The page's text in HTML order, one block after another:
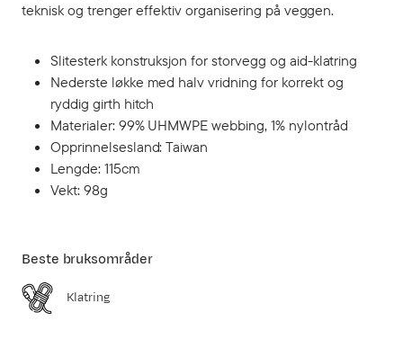
teknisk og trenger effektiv organisering på veggen.
Slitesterk konstruksjon for storvegg og aid-klatring
Nederste løkke med halv vridning for korrekt og
ryddig girth hitch
Materialer: 99% UHMWPE webbing, 1% nylontråd
Opprinnelsesland: Taiwan
Lengde: 115cm
Vekt: 98g
Beste bruksområder
Klatring